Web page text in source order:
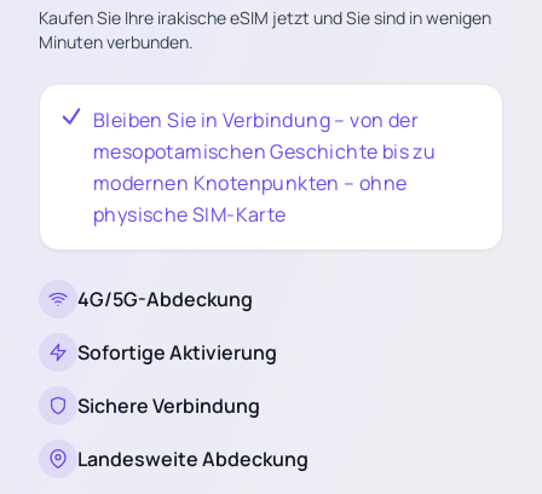
Kaufen Sie Ihre irakische eSIM jetzt und Sie sind in wenigen
Minuten verbunden.
Bleiben Sie in Verbindung – von der
mesopotamischen Geschichte bis zu
modernen Knotenpunkten – ohne
physische SIM-Karte
4G/5G-Abdeckung
Sofortige Aktivierung
Sichere Verbindung
Landesweite Abdeckung